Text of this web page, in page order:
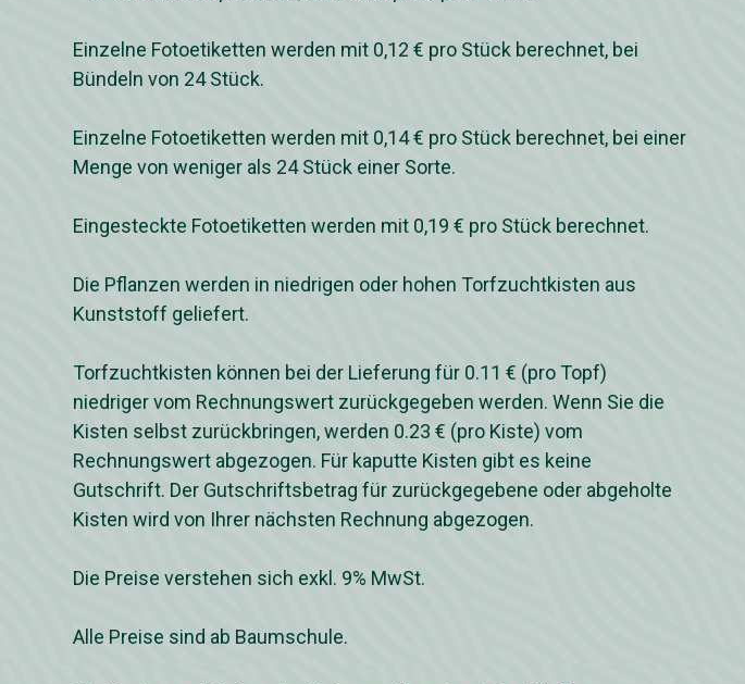
Einzelne Fotoetiketten werden mit 0,12 € pro Stück berechnet, bei
Bündeln von 24 Stück.
Einzelne Fotoetiketten werden mit 0,14 € pro Stück berechnet, bei einer
Menge von weniger als 24 Stück einer Sorte.
Eingesteckte Fotoetiketten werden mit 0,19 € pro Stück berechnet.
Die Pflanzen werden in niedrigen oder hohen Torfzuchtkisten aus
Kunststoff geliefert.
Torfzuchtkisten können bei der Lieferung für 0.11 € (pro Topf)
niedriger vom Rechnungswert zurückgegeben werden. Wenn Sie die
Kisten selbst zurückbringen, werden 0.23 € (pro Kiste) vom
Rechnungswert abgezogen. Für kaputte Kisten gibt es keine
Gutschrift. Der Gutschriftsbetrag für zurückgegebene oder abgeholte
Kisten wird von Ihrer nächsten Rechnung abgezogen.
Die Preise verstehen sich exkl. 9% MwSt.
Alle Preise sind ab Baumschule.